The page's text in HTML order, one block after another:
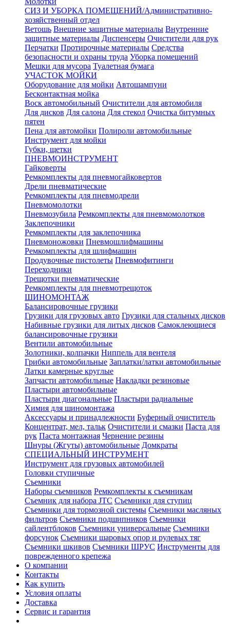
СИЗ И УБОРКА ПОМЕЩЕНИЙ/Административно-
хозяйственный отдел
Ветошь Внешние защитные материалы Внутренние
защитные материалы Диспенсеры Очистители для рук
Перчатки Протирочные материалы Средства
безопасности и охраны труда Уборка помещений
Мешки для мусора Туалетная бумага
УЧАСТОК МОЙКИ
Оборудование для мойки Автошампуни
Бесконтактная мойка
Воск автомобильный Очистители для автомобиля
Для дисков Для салона Для стекол Очистка битумных
пятен
Пена для автомойки Полироли автомобильные
Инструмент для мойки
Губки, щетки
ПНЕВМОИНСТРУМЕНТ
Гайковерты
Ремкомплекты для пневмогайковертов
Дрели пневматические
Ремкомплекты для пневмодрели
Пневмомолотки
Пневмозубила Ремкомплекты для пневмомолотков
Заклепочники
Ремкомплекты для заклепочника
Пневмоножовки Пневмошлифмашины
Ремкомплекты для шлифмашин
Продувочные пистолеты Пневмофитинги
Переходники
Трещотки пневматические
Ремкомплекты для пневмотрещоток
ШИНОМОНТАЖ
Балансировочные грузики
Грузики для грузовых авто Грузики для стальных дисков
Набивные грузики для литых дисков Самоклеющиеся
балансировочные грузики
Вентили автомобильные
Золотники, колпачки Ниппель для вентеля
Грибки автомобильные Заплатки/латки автомобильные
Латки камерные круглые
Запчасти автомобильные Накладки резиновые
Пластыри автомобильные
Пластыри диагональные Пластыри радиальные
Химия для шиномонтажа
Аксессуары и принадлежности Буферный очиститель
Концентрат, мел, тальк Очистители и смазки Паста для
рук Паста монтажная Чернение резины
Шнуры (Жгуты) автомобильные Домкраты
СПЕЦИАЛЬНЫЙ ИНСТРУМЕНТ
Инструмент для грузовых автомобилей
Головки ступичные
Съемники
Наборы съемников Ремкомплекты к съемникам
Съемник для набора JTC Съемники для ступиц
Съемники для тормозной системы Съемники масляных
фильтров Съемники подшипников Съемники
сайлентблоков Съемники универсальные Съемники
форсунок Съемники шаровых опор и рулевых тяг
Съемники шкивов Съемники ШРУС Инструменты для
поврежденного крепежа
О компании
Контакты
Как купить
Условия оплаты
Доставка
Сервис и гарантия